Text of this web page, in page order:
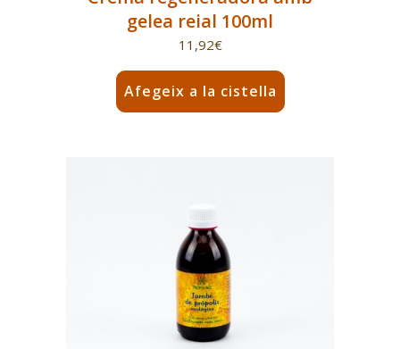
gelea reial 100ml
11,92€
Afegeix a la cistella